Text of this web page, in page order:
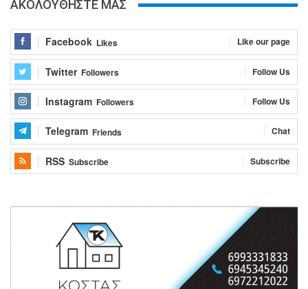
ΑΚΟΛΟΥΘΗΣΤΕ ΜΑΣ
Facebook Likes Like our page
Twitter Followers Follow Us
Instagram Followers Follow Us
Telegram Friends Chat
RSS Subscribe Subscribe